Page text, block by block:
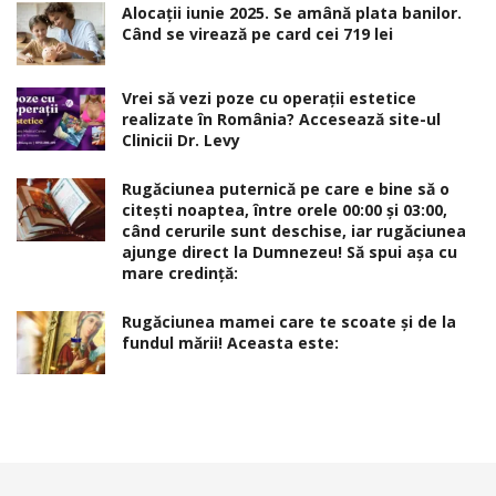
Alocaţii iunie 2025. Se amână plata banilor.
Când se virează pe card cei 719 lei
Vrei să vezi poze cu operații estetice
realizate în România? Accesează site-ul
Clinicii Dr. Levy
Rugăciunea puternică pe care e bine să o
citești noaptea, între orele 00:00 și 03:00,
când cerurile sunt deschise, iar rugăciunea
ajunge direct la Dumnezeu! Să spui așa cu
mare credință:
Rugăciunea mamei care te scoate şi de la
fundul mării! Aceasta este: